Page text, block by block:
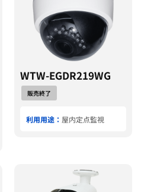
WTW-EGDR219WG
販売終了
利用用途： 屋内定点監視